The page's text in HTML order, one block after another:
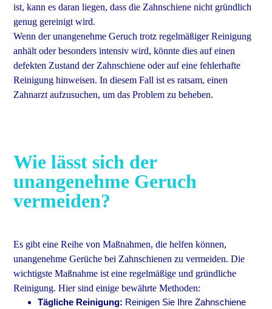
ist, kann es daran liegen, dass die Zahnschiene nicht gründlich
genug gereinigt wird.
Wenn der unangenehme Geruch trotz regelmäßiger Reinigung
anhält oder besonders intensiv wird, könnte dies auf einen
defekten Zustand der Zahnschiene oder auf eine fehlerhafte
Reinigung hinweisen. In diesem Fall ist es ratsam, einen
Zahnarzt aufzusuchen, um das Problem zu beheben.
Wie lässt sich der
unangenehme Geruch
vermeiden?
Es gibt eine Reihe von Maßnahmen, die helfen können,
unangenehme Gerüche bei Zahnschienen zu vermeiden. Die
wichtigste Maßnahme ist eine regelmäßige und gründliche
Reinigung. Hier sind einige bewährte Methoden:
Tägliche Reinigung: Reinigen Sie Ihre Zahnschiene